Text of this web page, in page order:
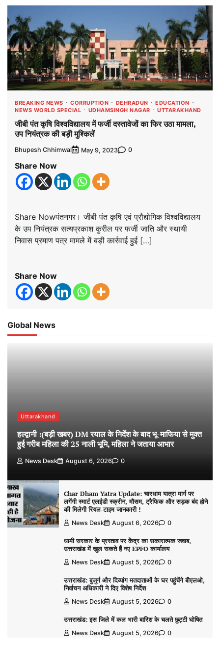
BREAKING NEWS CORRUPTION DEHRADUN
EDUCATION
NEWS WORLD SPECIAL
UDHAMSINGH NAGAR UTTARAKHAND
जीबी पंत कृषि विश्वविद्यालय में फर्जी दस्तावेजों का फिर उठा मामला,
उप नियंत्रक की बड़ी मुश्किलें
Bhupesh Chhimwal May 9, 2023 0
Share Now
Share Nowपंतनगर। जीबी पंत कृषि एवं प्रौद्योगिक विश्वविद्यालय
के उप नियंत्रक सत्यप्रकाश कुरील पर फर्जी जाति और स्थायी
निवास प्रमाण पत्र मामले में बड़ी कार्रवाई हुई […]
Share Now
Global News
Uttarakhand
हल्द्वानी :(बड़ी खबर) DM रयाल के निर्देश के बाद भू-माफिया से मुक्त
हुई गरीब महिला की 25 नाली भूमि, महिला ने जताया आभार
News Desk August 6, 2026 0
Char Dham Yatra Update: चारधाम यात्रा मार्ग पर
लगेंगी स्मार्ट एलईडी स्क्रीन, मौसम, ट्रैफिक और सड़क बंद होने
की मिलेगी रियल-टाइम जानकारी !
News Desk August 6, 2026 0
धामी सरकार के प्रस्ताव पर केंद्र का सकारात्मक जवाब,
उत्तराखंड में खुल सकते हैं नए EPFO कार्यालय
News Desk August 5, 2026 0
उत्तराखंड: बुजुर्ग और दिव्यांग मतदाताओं के घर पहुंचेंगे बीएलओ,
निर्वाचन अधिकारी ने दिए विशेष निर्देश
News Desk August 5, 2026 0
उत्तराखंड: इस जिले में कल भारी बारिश के चलते छुट्टी घोषित
News Desk August 5, 2026 0